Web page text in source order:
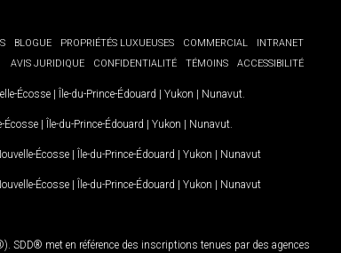
BLOGUE PROPRIÉTÉS LUXUEUSES COMMERCIAL
INTRANET
AVIS JURIDIQUE
CONFIDENTIALITÉ TÉMOINS ACCESSIBILITÉ
Écosse | Île-du-Prince-Édouard | Yukon | Nunavut
Écosse | Île-du-Prince-Édouard | Yukon | Nunavut
Écosse | Île-du-Prince-Édouard | Yukon | Nunavut
Écosse | Île-du-Prince-Édouard | Yukon | Nunavut
SDD® met en référence des inscriptions tenues par des agences